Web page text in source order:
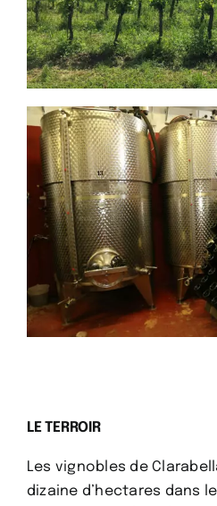
​LE TERROIR
Les vignobles de
dizaine d’hectares dans